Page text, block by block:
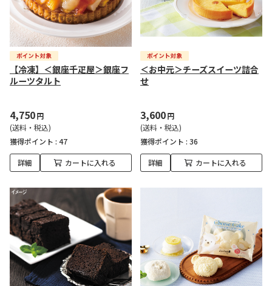
【冷凍】＜銀座千疋屋＞銀座フ
ルーツタルト
4,750円
(送料・税込)
獲得ポイント : 47
詳細 カートに入れる
＜お中元＞チーズスイーツ詰合
せ
3,600円
(送料・税込)
獲得ポイント : 36
詳細 カートに入れる